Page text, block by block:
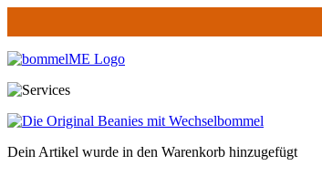
Dein Artikel wurde in den Warenkorb hinzugefügt